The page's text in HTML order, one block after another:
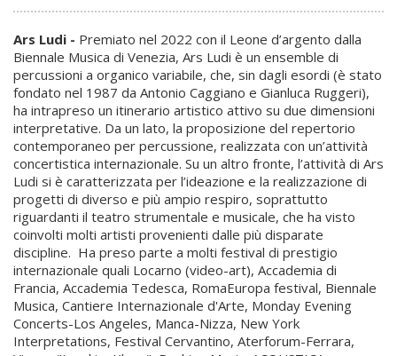
Ars Ludi - Premiato nel 2022 con il Leone d’argento dalla
Biennale Musica di Venezia, Ars Ludi è un ensemble di
percussioni a organico variabile, che, sin dagli esordi (è stato
fondato nel 1987 da Antonio Caggiano e Gianluca Ruggeri),
ha intrapreso un itinerario artistico attivo su due dimensioni
interpretative. Da un lato, la proposizione del repertorio
contemporaneo per percussione, realizzata con un’attività
concertistica internazionale. Su un altro fronte, l’attività di Ars
Ludi si è caratterizzata per l’ideazione e la realizzazione di
progetti di diverso e più ampio respiro, soprattutto
riguardanti il teatro strumentale e musicale, che ha visto
coinvolti molti artisti provenienti dalle più disparate
discipline. Ha preso parte a molti festival di prestigio
internazionale quali Locarno (video-art), Accademia di
Francia, Accademia Tedesca, RomaEuropa festival, Biennale
Musica, Cantiere Internazionale d'Arte, Monday Evening
Concerts-Los Angeles, Manca-Nizza, New York
Interpretations, Festival Cervantino, Aterforum-Ferrara,